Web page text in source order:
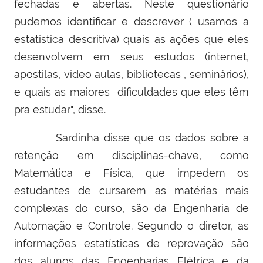
fechadas e abertas. Neste questionário
pudemos identificar e descrever ( usamos a
estatística descritiva) quais as ações que eles
desenvolvem em seus estudos (internet,
apostilas, vídeo aulas, bibliotecas , seminários),
e quais as maiores dificuldades que eles têm
pra estudar", disse.
Sardinha disse que os dados sobre a
retenção em disciplinas-chave, como
Matemática e Física, que impedem os
estudantes de cursarem as matérias mais
complexas do curso, são da Engenharia de
Automação e Controle. Segundo o diretor, as
informações estatísticas de reprovação são